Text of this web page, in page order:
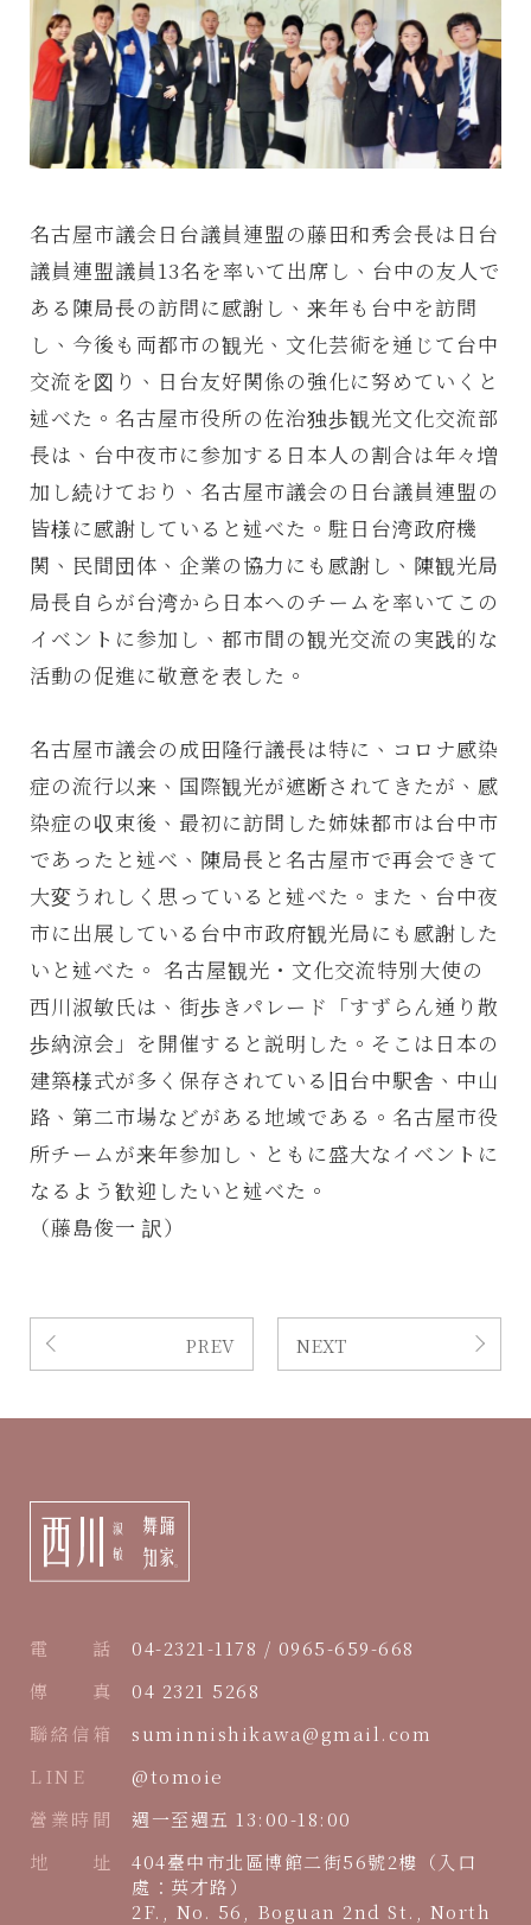
名古屋市議会日台議員連盟の藤田和秀会長は日台
議員連盟議員13名を率いて出席し、台中の友人で
ある陳局長の訪問に感謝し、来年も台中を訪問
し、今後も両都市の観光、文化芸術を通じて台中
交流を図り、日台友好関係の強化に努めていくと
述べた。名古屋市役所の佐治独歩観光文化交流部
長は、台中夜市に参加する日本人の割合は年々増
加し続けており、名古屋市議会の日台議員連盟の
皆様に感謝していると述べた。駐日台湾政府機
関、民間団体、企業の協力にも感謝し、陳観光局
局長自らが台湾から日本へのチームを率いてこの
イベントに参加し、都市間の観光交流の実践的な
活動の促進に敬意を表した。
名古屋市議会の成田隆行議長は特に、コロナ感染
症の流行以来、国際観光が遮断されてきたが、感
染症の収束後、最初に訪問した姉妹都市は台中市
であったと述べ、陳局長と名古屋市で再会できて
大変うれしく思っていると述べた。また、台中夜
市に出展している台中市政府観光局にも感謝した
いと述べた。 名古屋観光・文化交流特別大使の
西川淑敏氏は、街歩きパレード「すずらん通り散
歩納涼会」を開催すると説明した。そこは日本の
建築様式が多く保存されている旧台中駅舎、中山
路、第二市場などがある地域である。名古屋市役
所チームが来年参加し、ともに盛大なイベントに
なるよう歓迎したいと述べた。
（藤島俊一 訳）
PREV NEXT
電 話
04-2321-1178 / 0965-659-668
傳 真
04 2321 5268
聯絡信箱
suminnishikawa@gmail.com
LINE
@tomoie
營業時間
週一至週五 13:00-18:00
地 址
404臺中市北區博館二街56號2樓（入口
處：英才路）
2F., No. 56, Boguan 2nd St., North